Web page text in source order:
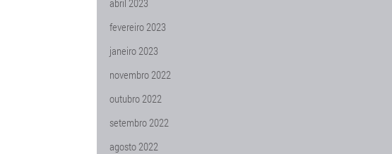
abril 2023
fevereiro 2023
janeiro 2023
novembro 2022
outubro 2022
setembro 2022
agosto 2022